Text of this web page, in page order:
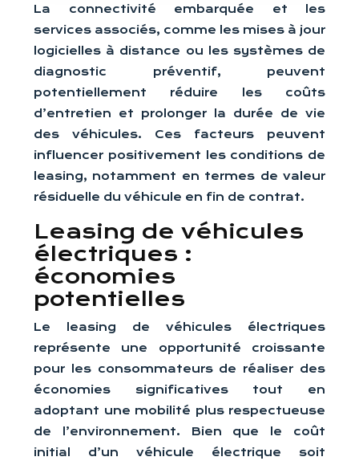
La connectivité embarquée et les
services associés, comme les mises à jour
logicielles à distance ou les systèmes de
diagnostic préventif, peuvent
potentiellement réduire les coûts
d’entretien et prolonger la durée de vie
des véhicules. Ces facteurs peuvent
influencer positivement les conditions de
leasing, notamment en termes de valeur
résiduelle du véhicule en fin de contrat.
Leasing de véhicules
électriques :
économies
potentielles
Le leasing de véhicules électriques
représente une opportunité croissante
pour les consommateurs de réaliser des
économies significatives tout en
adoptant une mobilité plus respectueuse
de l’environnement. Bien que le coût
initial d’un véhicule électrique soit